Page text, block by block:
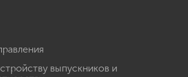
выпускников и